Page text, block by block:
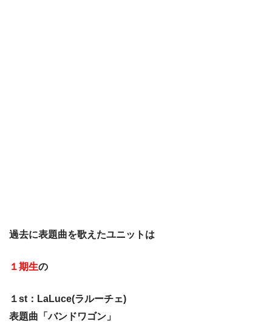
過去に表題曲を歌えたユニットは
１期生の
１st：LaLuce(ラルーチェ)
表題曲「バンドワゴン」